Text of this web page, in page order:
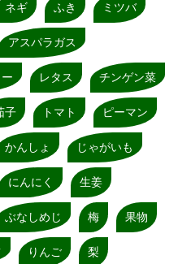
ネギ ふき ミツバ
アスパラガス
レタス チンゲン菜
子 トマト ピーマン
かんしょ じゃがいも
にんにく 生姜
ぶなしめじ 梅 果物
りんご 梨